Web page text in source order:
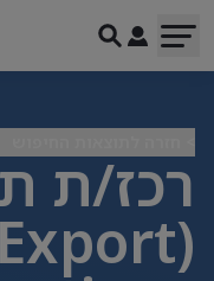
רכז/ת
(Export